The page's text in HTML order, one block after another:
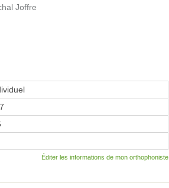
Joffre
Éditer les informations de mon orthophoniste